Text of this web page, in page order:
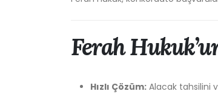
Ferah
Hızlı Çözüm: Alacak tahsilini